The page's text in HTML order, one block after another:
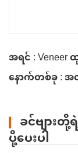
အရင် :
နောက်တစ်ခု :
ခင်ဗျား
ပို့ပေးပါ